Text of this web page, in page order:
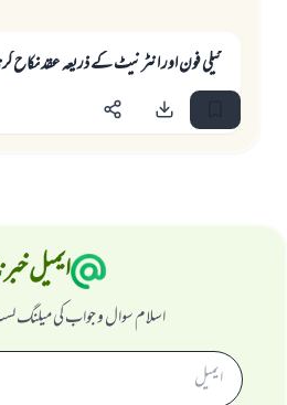
ٹيلى فون اور انٹرنيٹ كے ذريعہ عقد نكاح
ایمیل
اسلام سوال و جواب کی میلنگ